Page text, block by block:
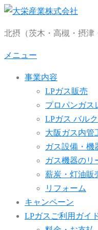
コ
テ
ン
北摂（茨木・高槻・摂津
メニュー
事業内容
LPガス販売
プロパンガス
LPガス バル
大阪ガス内管
ガス設備・機
ガス機器のリ
薪炭・灯油販
リフォーム
キャンペーン
LPガスご利用ガイ